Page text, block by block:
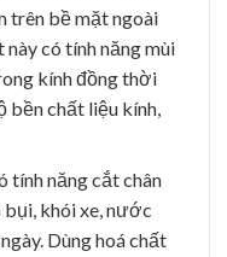
trên bề mặt ngoài
này có tính năng mùi
kính đồng thời
bền chất liệu kính,
tính năng cắt chân
khói xe, nước
Dùng hoá chất